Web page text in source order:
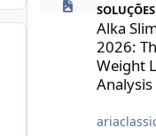
Alka
2026:
Weight